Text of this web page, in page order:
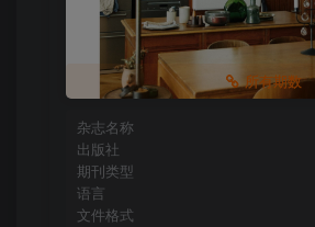
所有期数
杂志名称
出版社
期刊类型
语言
文件格式